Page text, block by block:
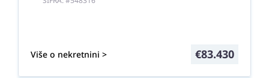
Više o nekretnini > €83.430